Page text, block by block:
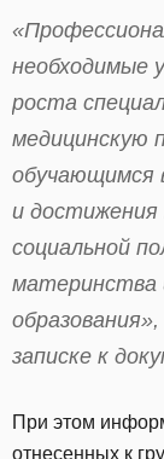
необходимые
роста
медицинскую
обучающимся
и достижения
социальной
материнства
записке к
При этом
отнесенных к